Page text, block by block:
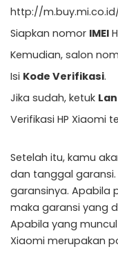
http://
Siapkan nomor IMEI
Kemudian, salon
Isi Kode Verifikasi.
Jika sudah, ketuk
Verifikasi HP Xiaomi
Setelah itu, kamu
dan tanggal garansi.
garansinya. Apabila
maka garansi yang
Apabila yang
Xiaomi merupakan